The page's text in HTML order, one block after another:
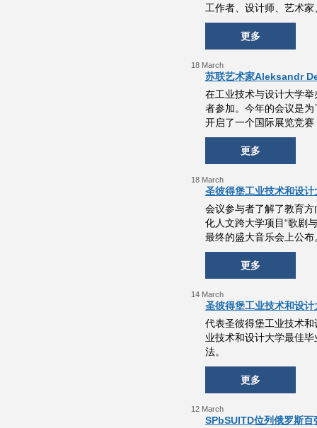
工作者、设计师、艺术
更多
18 March
苏联艺术家Aleksandr
在工业技术与设计大学
者参加。今年的会议是
开启了一个国际展览竞
更多
18 March
圣彼得堡工业技术和设
会议参与者了解了教育
化人文跨大学项目“歌剧
最终的盛大音乐会上公布
更多
14 March
圣彼得堡工业技术和设
代表圣彼得堡工业技术
业技术和设计大学最佳
法。
更多
12 March
SPbSUITD位列俄罗斯百